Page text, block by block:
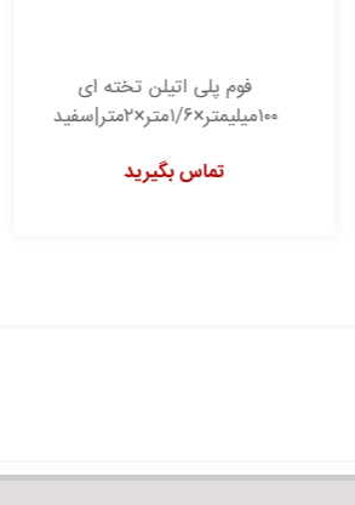
فوم پلی اتیلن تخته ای
۴۰میلیمتر×۱/۶متر×۲متر|سفید
تماس بگیرید